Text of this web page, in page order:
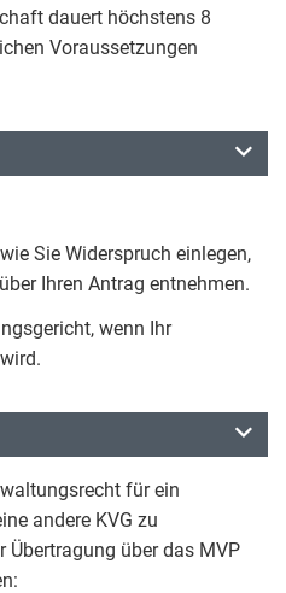
dauert höchstens 8
Voraussetzungen
Sie Widerspruch einlegen,
Ihren Antrag entnehmen.
wenn Ihr
für ein
andere KVG zu
Übertragung über das MVP